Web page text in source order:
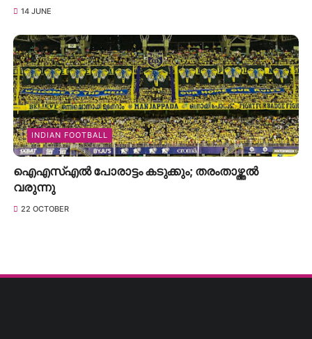
14 JUNE
INDIAN FOOTBALL
ഐഎസ്എൽ പോരാട്ടം കടുക്കും; തരംതാഴ്ത്തൽ
വരുന്നു
22 OCTOBER